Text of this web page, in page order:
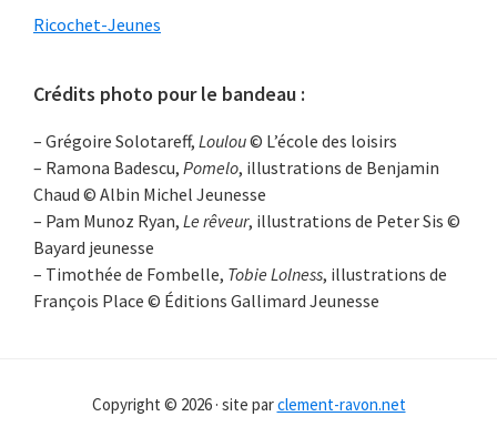
Ricochet-Jeunes
Crédits photo pour le bandeau :
– Grégoire Solotareff, Loulou© L’école des loisirs
– Ramona Badescu, Pomelo, illustrations de Benjamin
Chaud © Albin Michel Jeunesse
– Pam Munoz Ryan, Le rêveur, illustrations de Peter Sis ©
Bayard jeunesse
– Timothée de Fombelle, Tobie Lolness, illustrations de
François Place © Éditions Gallimard Jeunesse
Copyright © 2026 · site parclement-ravon.net